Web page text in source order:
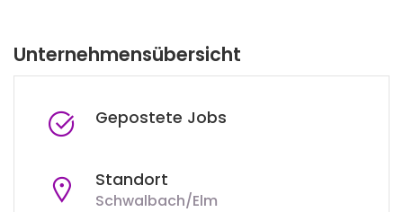
Unternehmensübersicht
Gepostete Jobs
Standort
Schwalbach/Elm